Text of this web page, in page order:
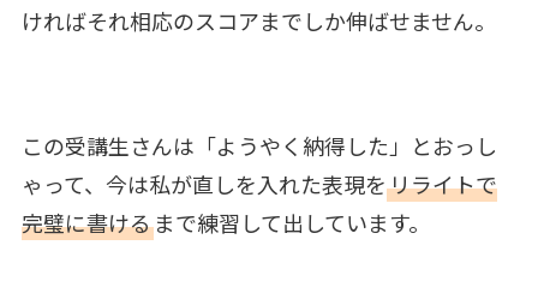
ければそれ相応のスコアまでしか伸ばせません。
この受講生さんは「ようやく納得した」とおっし
ゃって、今は私が直しを入れた表現をリライトで
完璧に書けるまで練習して出しています。